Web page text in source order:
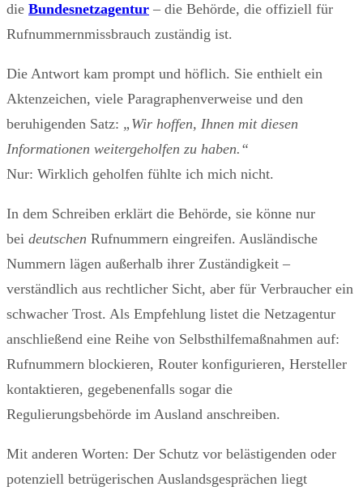
die Bundesnetzagentur – die Behörde, die offiziell für
Rufnummernmissbrauch zuständig ist.
Die Antwort kam prompt und höflich. Sie enthielt ein
Aktenzeichen, viele Paragraphenverweise und den
beruhigenden Satz: „Wir hoffen, Ihnen mit diesen
Informationen weitergeholfen zu haben.“
Nur: Wirklich geholfen fühlte ich mich nicht.
In dem Schreiben erklärt die Behörde, sie könne nur
bei deutschen Rufnummern eingreifen. Ausländische
Nummern lägen außerhalb ihrer Zuständigkeit –
verständlich aus rechtlicher Sicht, aber für Verbraucher ein
schwacher Trost. Als Empfehlung listet die Netzagentur
anschließend eine Reihe von Selbsthilfemaßnahmen auf:
Rufnummern blockieren, Router konfigurieren, Hersteller
kontaktieren, gegebenenfalls sogar die
Regulierungsbehörde im Ausland anschreiben.
Mit anderen Worten: Der Schutz vor belästigenden oder
potenziell betrügerischen Auslandsgesprächen liegt